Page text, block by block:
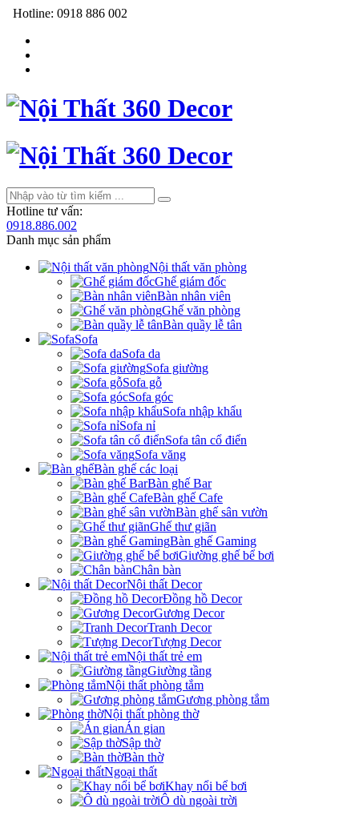
Hotline: 0918 886 002
Hotline tư vấn:
0918.886.002
Danh mục sản phẩm
Nội thất văn phòng
Ghế giám đốc
Bàn nhân viên
Ghế văn phòng
Bàn quầy lễ tân
Sofa
Sofa da
Sofa giường
Sofa gỗ
Sofa góc
Sofa nhập khẩu
Sofa nỉ
Sofa tân cổ điển
Sofa văng
Bàn ghế các loại
Bàn ghế Bar
Bàn ghế Cafe
Bàn ghế sân vườn
Ghế thư giãn
Bàn ghế Gaming
Giường ghế bể bơi
Chân bàn
Nội thất Decor
Đồng hồ Decor
Gương Decor
Tranh Decor
Tượng Decor
Nội thất trẻ em
Giường tầng
Nội thất phòng tắm
Gương phòng tắm
Nội thất phòng thờ
Án gian
Sập thờ
Bàn thờ
Ngoại thất
Khay nổi bể bơi
Ô dù ngoài trời